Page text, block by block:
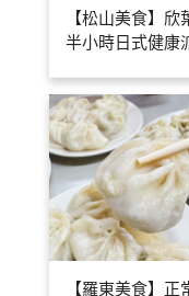
【松山美食】
半小時日式健康
【羅東美食】